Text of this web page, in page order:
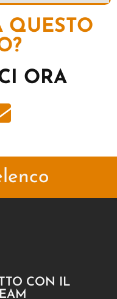
QUESTO
ORA
CON IL